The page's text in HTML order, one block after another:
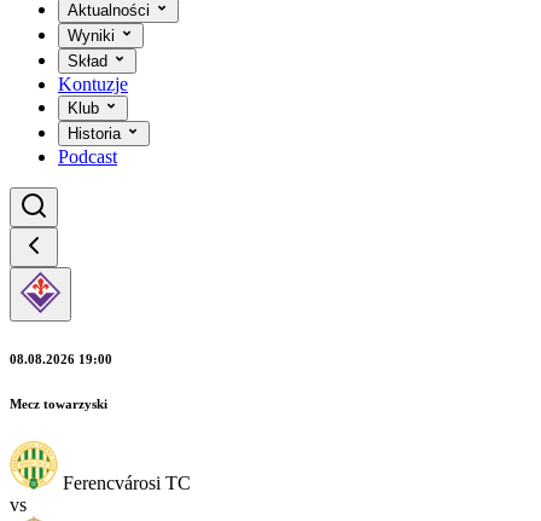
Aktualności
Wyniki
Skład
Kontuzje
Klub
Historia
Podcast
08.08.2026 19:00
Mecz towarzyski
Ferencvárosi TC
vs